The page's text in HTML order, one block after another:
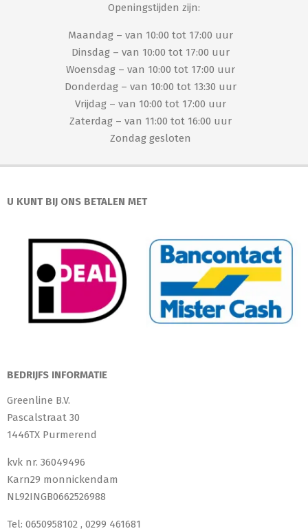
Openingstijden zijn:
Maandag – van 10:00 tot 17:00 uur
Dinsdag – van 10:00 tot 17:00 uur
Woensdag – van 10:00 tot 17:00 uur
Donderdag – van 10:00 tot 13:30 uur
Vrijdag – van 10:00 tot 17:00 uur
Zaterdag – van 11:00 tot 16:00 uur
Zondag gesloten
U KUNT BIJ ONS BETALEN MET
BEDRIJFS INFORMATIE
Greenline B.V.
Pascalstraat 30
1446TX Purmerend
kvk nr. 36049496
Karn29 monnickendam
NL92INGB0662526988
Tel: 0650958102 , 0299 461681